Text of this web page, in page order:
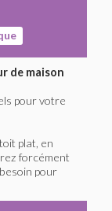
de maison
pour votre
plat, en
forcément
pour